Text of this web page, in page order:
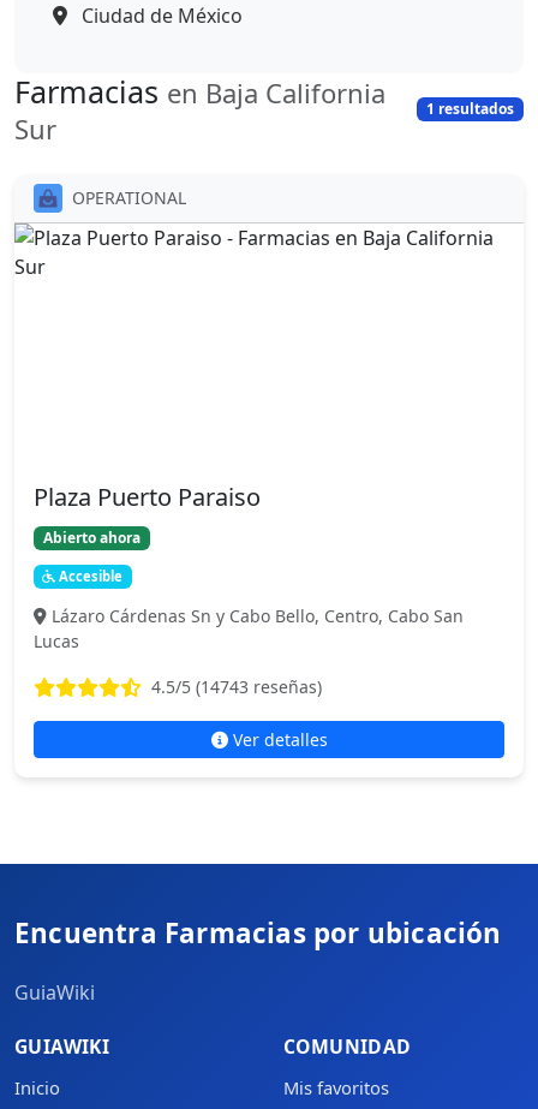
Ciudad de México
Farmacias en Baja California
Sur
1 resultados
OPERATIONAL
Plaza Puerto Paraiso
Abierto ahora
Accesible
Lázaro Cárdenas Sn y Cabo Bello, Centro, Cabo San
Lucas
4.5/5 (14743 reseñas)
Ver detalles
Encuentra Farmacias por ubicación
GuiaWiki
GUIAWIKI
Inicio
COMUNIDAD
Mis favoritos